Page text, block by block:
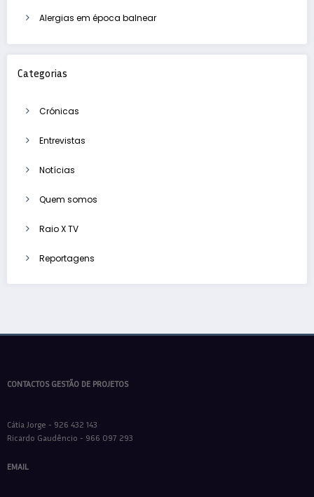
Alergias em época balnear
Categorias
Crónicas
Entrevistas
Notícias
Quem somos
Raio X TV
Reportagens
CONTACTOS GESTÃO DE PROJETOS
Cátia Jorge - 926 432 143
Ricardo Gaudêncio - 966 097 293
EMAIL